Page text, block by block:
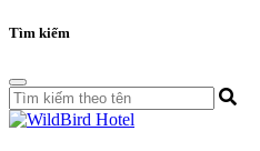
Tìm kiếm